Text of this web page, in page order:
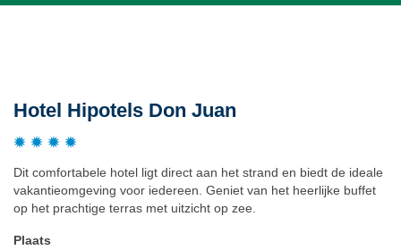
Hotel Hipotels Don Juan
Dit comfortabele hotel ligt direct aan het strand en biedt de ideale
vakantieomgeving voor iedereen. Geniet van het heerlijke buffet
op het prachtige terras met uitzicht op zee.
Plaats